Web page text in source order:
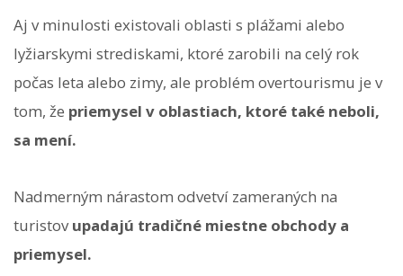
Aj v minulosti existovali oblasti s plážami alebo
lyžiarskymi strediskami, ktoré zarobili na celý rok
počas leta alebo zimy, ale problém overtourismu je v
tom, že priemysel v oblastiach, ktoré také neboli,
sa mení.
Nadmerným nárastom odvetví zameraných na
turistovupadajú tradičné miestne obchody a
priemysel.